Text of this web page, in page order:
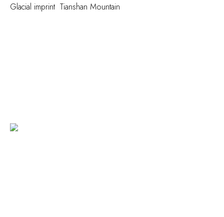
Glacial imprint Tianshan Mountain